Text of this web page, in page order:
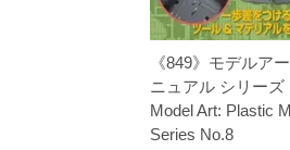
《849》モデルア
ニュアル シリーズ
Model Art: Plastic
Series No.8